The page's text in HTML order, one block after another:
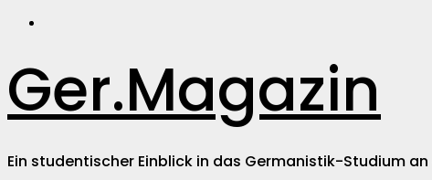
Zum
Ger.Magazin
Ein studentischer Einblick in das Germanistik-Studium